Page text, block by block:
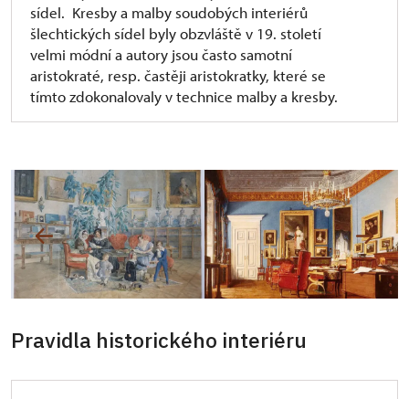
sídel. Kresby a malby soudobých interiérů
šlechtických sídel byly obzvláště v 19. století
velmi módní a autory jsou často samotní
aristokraté, resp. častěji aristokratky, které se
tímto zdokonalovaly v technice malby a kresby.
Pravidla historického interiéru